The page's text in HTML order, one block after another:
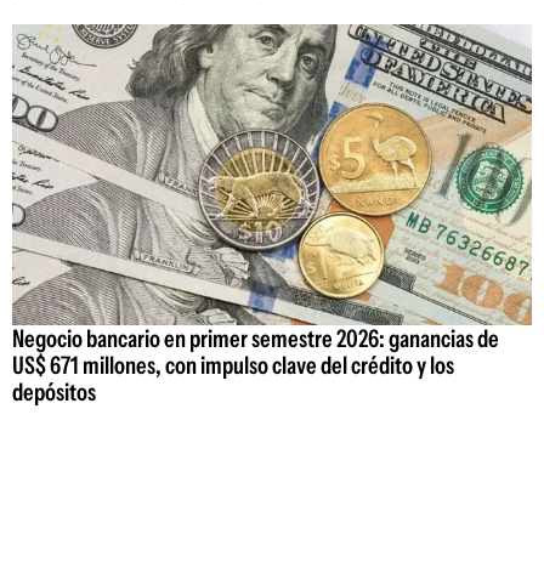
Negocio bancario en primer semestre 2026: ganancias de
US$ 671 millones, con impulso clave del crédito y los
depósitos